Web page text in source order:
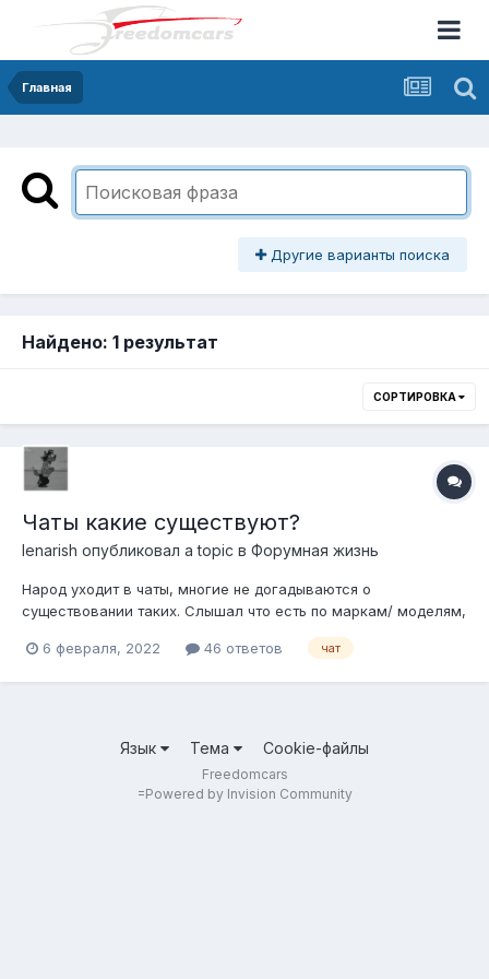
Главная
Другие варианты поиска
Найдено: 1 результат
СОРТИРОВКА
Чаты какие существуют?
lenarish опубликовал a topic в Форумная жизнь
Народ уходит в чаты, многие не догадываются о
существовании таких. Слышал что есть по маркам/ моделям,
6 февраля, 2022
46 ответов чат
Язык Тема Cookie-файлы
Freedomcars
=Powered by Invision Community